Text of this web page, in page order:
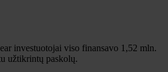
investuotojai viso finansavo 1,52 mln.
užtikrintų paskolų.